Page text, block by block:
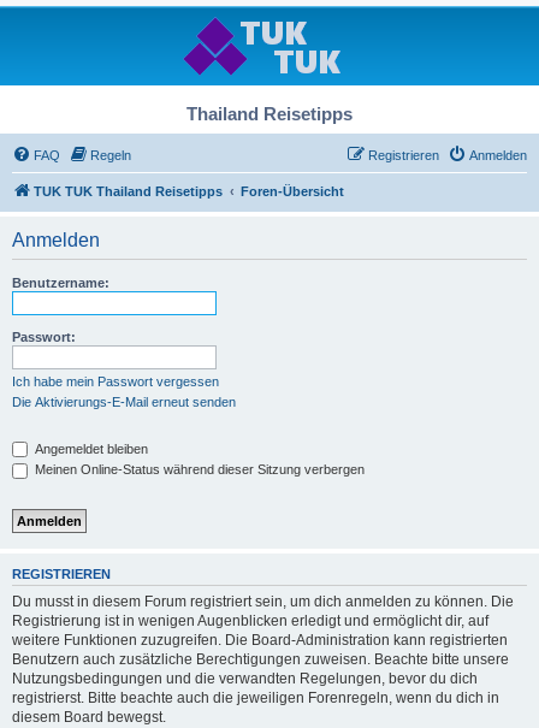
Thailand Reisetipps
FAQ Regeln Anmelden
Registrieren
TUK TUK Thailand Reisetipps Foren-Übersicht
Anmelden
Benutzername:
Passwort:
Ich habe mein Passwort vergessen
Die Aktivierungs-E-Mail erneut senden
Angemeldet bleiben
Meinen Online-Status während dieser Sitzung verbergen
REGISTRIEREN
Du musst in diesem Forum registriert sein, um dich anmelden zu können. Die
Registrierung ist in wenigen Augenblicken erledigt und ermöglicht dir, auf
weitere Funktionen zuzugreifen. Die Board-Administration kann registrierten
Benutzern auch zusätzliche Berechtigungen zuweisen. Beachte bitte unsere
Nutzungsbedingungen und die verwandten Regelungen, bevor du dich
registrierst. Bitte beachte auch die jeweiligen Forenregeln, wenn du dich in
diesem Board bewegst.